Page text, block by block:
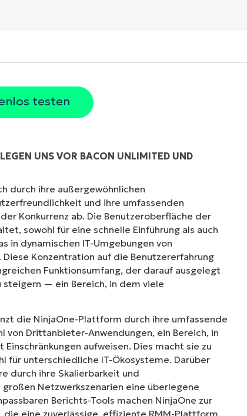
testen
UNS VOR BACON UNLIMITED UND
durch ihre außergewöhnlichen
und ihre umfassenden
Konkurrenz ab. Die Benutzeroberfläche der
sowohl für eine schnelle Einführung als auch
in dynamischen IT-Umgebungen von
Konzentration auf die Benutzererfahrung
Funktionsumfang, der darauf ausgelegt
— ein Bereich, in dem viele
die NinjaOne-Plattform durch ihre umfassende
von Drittanbieter-Anwendungen, ein Bereich, in
aufweisen. Dies macht sie zu
für unterschiedliche IT-Ökosysteme. Darüber
durch ihre Skalierbarkeit und
Netzwerkszenarien eine überlegene
Berichts-Tools machen NinjaOne zur